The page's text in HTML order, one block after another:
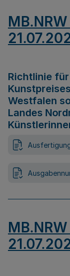
Richtlinie
Westfalen
Landes